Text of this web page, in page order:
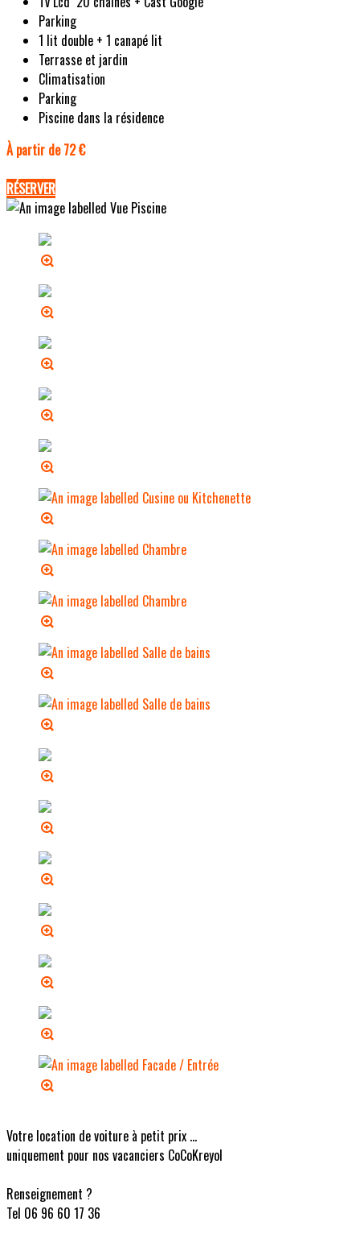
Parking
1 lit double + 1 canapé lit
Terrasse et jardin
Climatisation
Parking
Piscine dans la résidence
À partir de 72 €
RÉSERVER
Votre location de voiture à petit prix ...
uniquement pour nos vacanciers CoCoKreyol
Renseignement ?
Tel 06 96 60 17 36